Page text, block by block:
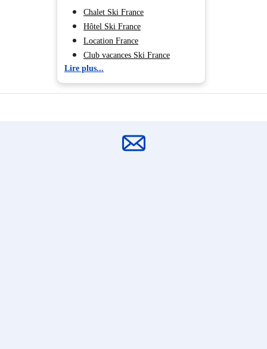
Chalet Ski France
Hôtel Ski France
Location France
Club vacances Ski France
Location appartement ski France
Lire plus...